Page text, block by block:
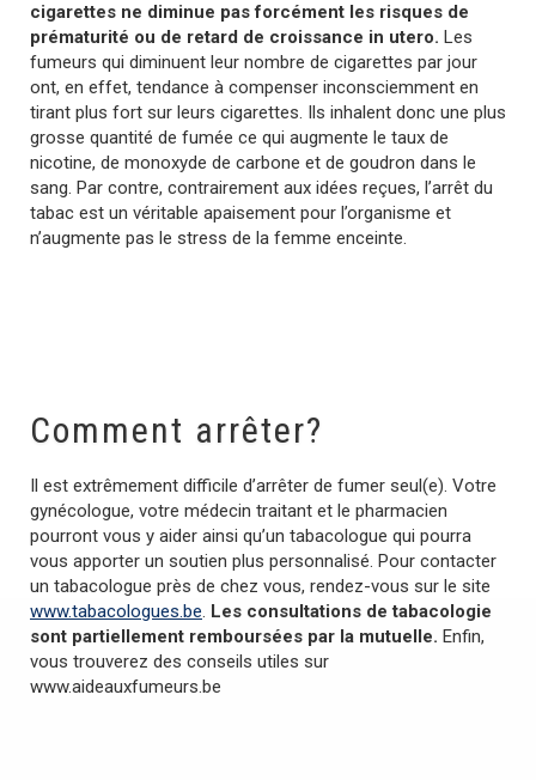
cigarettes ne diminue pas forcément les risques de
prématurité ou de retard de croissance in utero. Les
fumeurs qui diminuent leur nombre de cigarettes par jour
ont, en effet, tendance à compenser inconsciemment en
tirant plus fort sur leurs cigarettes. Ils inhalent donc une plus
grosse quantité de fumée ce qui augmente le taux de
nicotine, de monoxyde de carbone et de goudron dans le
sang. Par contre, contrairement aux idées reçues, l’arrêt du
tabac est un véritable apaisement pour l’organisme et
n’augmente pas le stress de la femme enceinte.
Comment arrêter?
Il est extrêmement difficile d’arrêter de fumer seul(e). Votre
gynécologue, votre médecin traitant et le pharmacien
pourront vous y aider ainsi qu’un tabacologue qui pourra
vous apporter un soutien plus personnalisé. Pour contacter
un tabacologue près de chez vous, rendez-vous sur le site
www.tabacologues.be. Les consultations de tabacologie
sont partiellement remboursées par la mutuelle. Enfin,
vous trouverez des conseils utiles sur
www.aideauxfumeurs.be